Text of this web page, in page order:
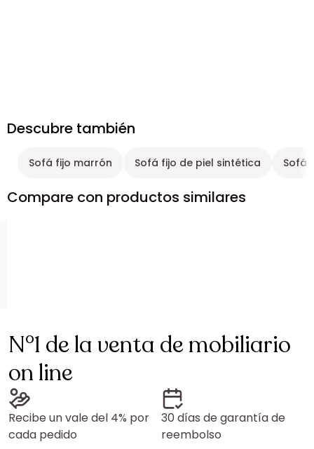
Descubre también
Sofá fijo marrón Sofá fijo de piel sintética Sofá
Compare con productos similares
N°1 de la venta de mobiliario
on line
Recibe un vale del 4% por
cada pedido
30 días de garantía de
reembolso